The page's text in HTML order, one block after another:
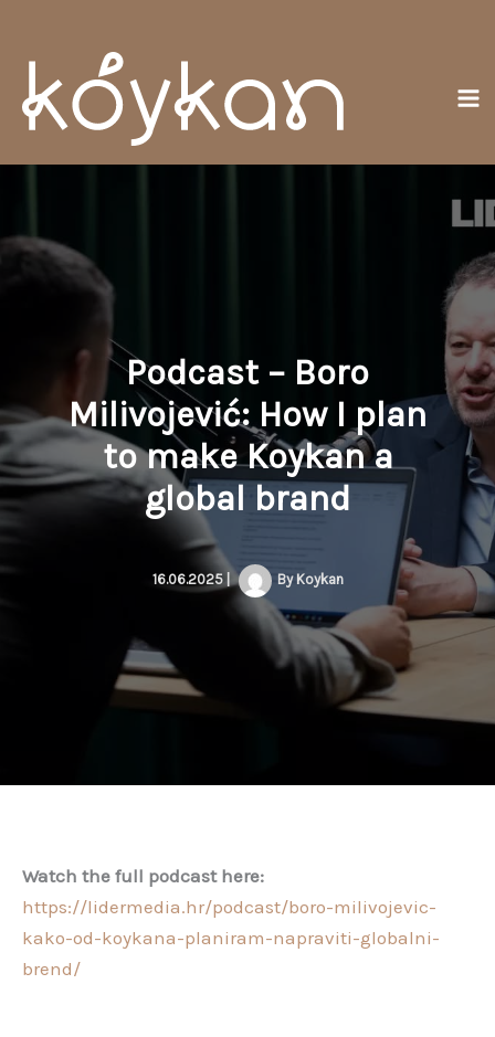
sadržaja
Podcast – Boro
Milivojević: How I plan
to make Koykan a
global brand
16.06.2025 By Koykan
Watch the full podcast here:
https://lidermedia.hr/podcast/boro-milivojevic-
kako-od-koykana-planiram-napraviti-globalni-
brend/